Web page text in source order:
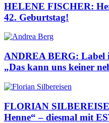
HELENE FISCHER:
42. Geburtstag!
ANDREA BERG: Label
„Das kann uns keiner
FLORIAN
Henne“ – diesmal mit